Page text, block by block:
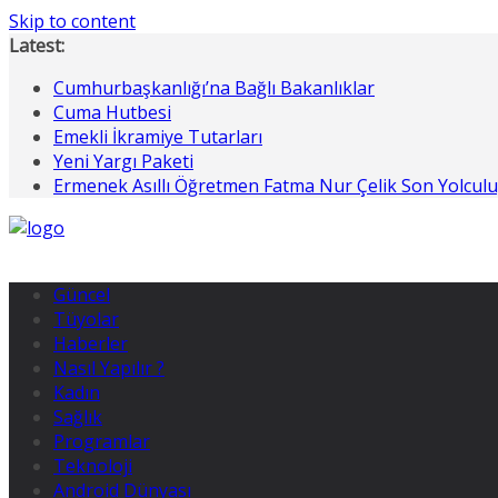
Skip to content
Latest:
Cumhurbaşkanlığı’na Bağlı Bakanlıklar
Cuma Hutbesi
Emekli İkramiye Tutarları
Yeni Yargı Paketi
Ermenek Asıllı Öğretmen Fatma Nur Çelik Son
Güncel
Tüyolar
Haberler
Nasıl Yapılır ?
Kadın
Sağlık
Programlar
Teknoloji
Android Dünyası